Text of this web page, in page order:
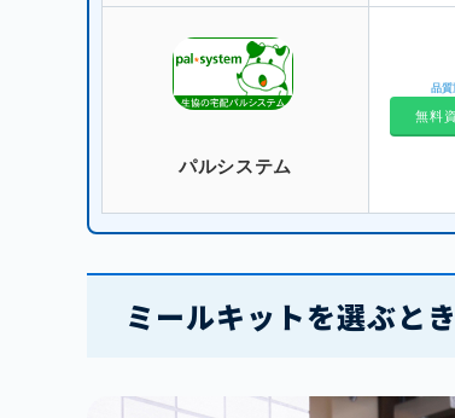
パルシステム
品質
無料
ミールキットを選ぶと